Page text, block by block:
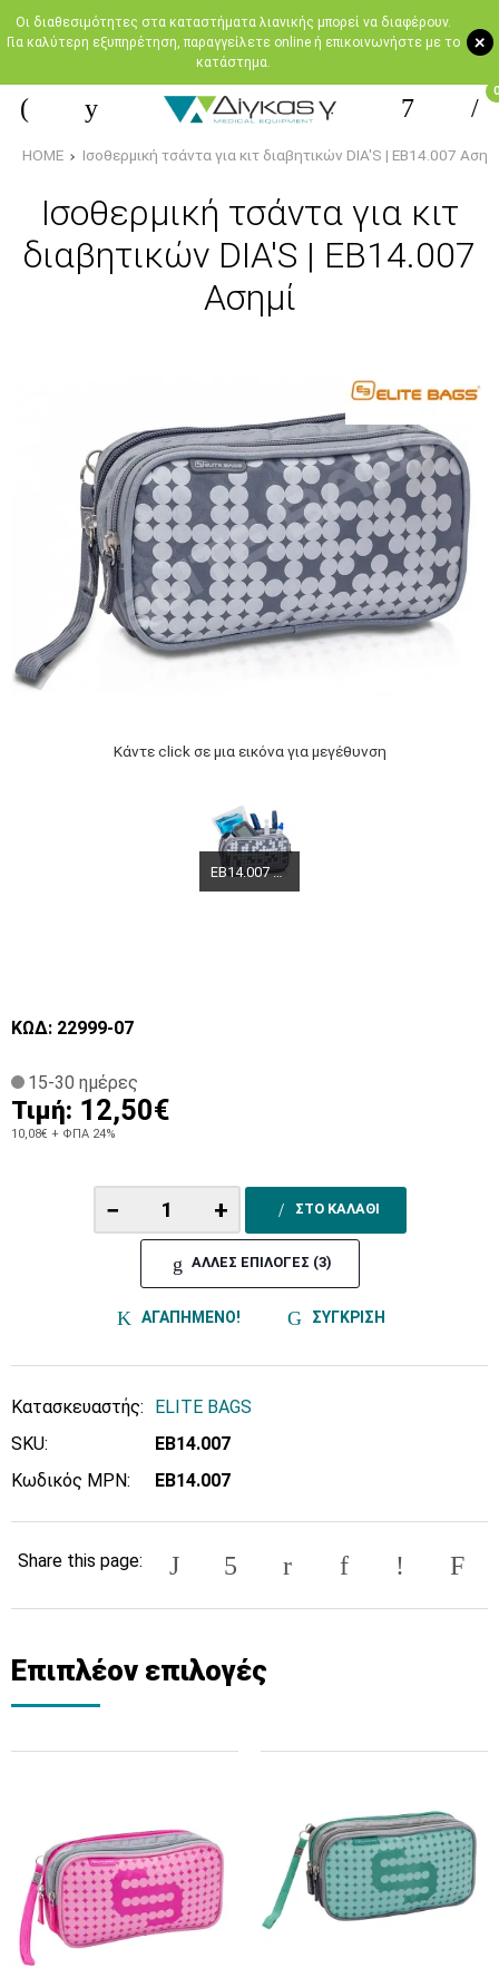
+
Oι διαθεσιμότητες στα καταστήματα λιανικής μπορεί να διαφέρουν.
Για καλύτερη εξυπηρέτηση, παραγγείλετε online ή επικοινωνήστε με το
κατάστημα.
0
HOME Ισοθερμική τσάντα για κιτ διαβητικών DIA'S | EB14.007 Ασημί
Ισοθερμική τσάντα για κιτ
διαβητικών DIA'S | EB14.007
Ασημί
Κάντε click σε μια εικόνα για μεγέθυνση
EB14.007 Silver ELITE BAGS
ΚΩΔ: 22999-07
15-30 ημέρες
Τιμή: 12,50€
10,08€ + ΦΠΑ 24%
− + ΣΤΟ ΚΑΛΑΘΙ
ΑΛΛΕΣ ΕΠΙΛΟΓΕΣ (3)
ΑΓΑΠΗΜΕΝΟ! ΣΥΓΚΡΙΣΗ
Κατασκευαστής:
ELITE BAGS
SKU:
EB14.007
Κωδικός MPN:
EB14.007
Share this page:
Επιπλέον επιλογές